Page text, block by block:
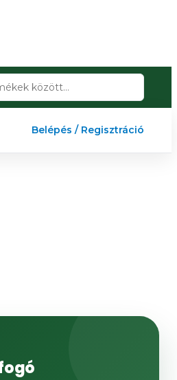
Belépés / Regisztráció